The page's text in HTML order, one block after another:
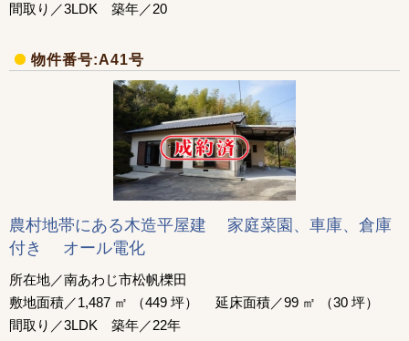
間取り／3LDK 築年／20
物件番号:A41号
農村地帯にある木造平屋建 家庭菜園、車庫、倉庫
付き オール電化
所在地／南あわじ市松帆櫟田
敷地面積／1,487 ㎡ （449 坪） 延床面積／99 ㎡ （30 坪）
間取り／3LDK 築年／22年